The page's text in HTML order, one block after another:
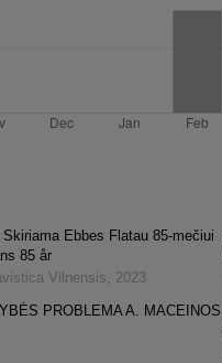
Ebbes Flatau 85-mečiui
85 år
Vilnensis, 2023
PROBLEMA A. MACEINOS